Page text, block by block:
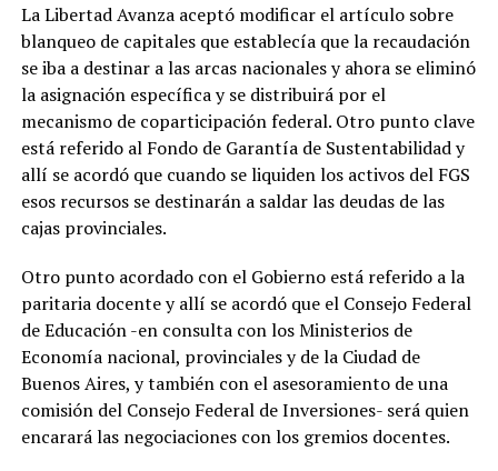
La Libertad Avanza aceptó modificar el artículo sobre
blanqueo de capitales que establecía que la recaudación
se iba a destinar a las arcas nacionales y ahora se eliminó
la asignación específica y se distribuirá por el
mecanismo de coparticipación federal. Otro punto clave
está referido al Fondo de Garantía de Sustentabilidad y
allí se acordó que cuando se liquiden los activos del FGS
esos recursos se destinarán a saldar las deudas de las
cajas provinciales.
Otro punto acordado con el Gobierno está referido a la
paritaria docente y allí se acordó que el Consejo Federal
de Educación -en consulta con los Ministerios de
Economía nacional, provinciales y de la Ciudad de
Buenos Aires, y también con el asesoramiento de una
comisión del Consejo Federal de Inversiones- será quien
encarará las negociaciones con los gremios docentes.